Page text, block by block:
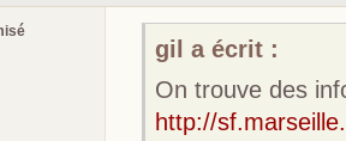
gil a écrit :
On trouve des
http://